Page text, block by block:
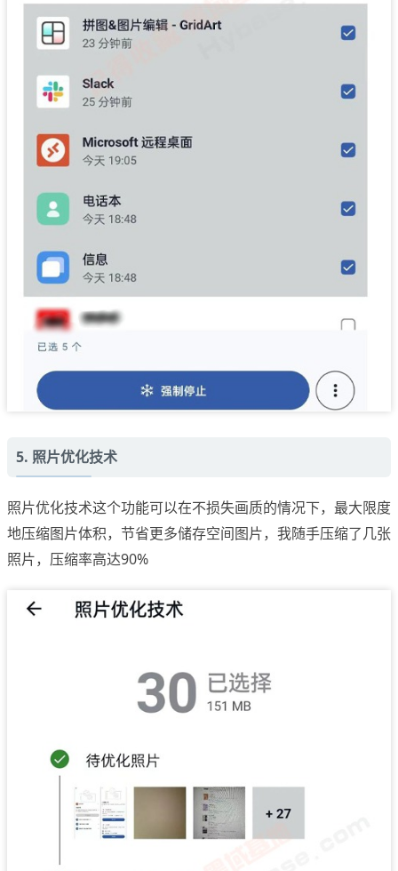
5. 照片优化技术
照片优化技术这个功能可以在不损失画质的情况下，最大限度
地压缩图片体积，节省更多储存空间图片，我随手压缩了几张
照片，压缩率高达90%